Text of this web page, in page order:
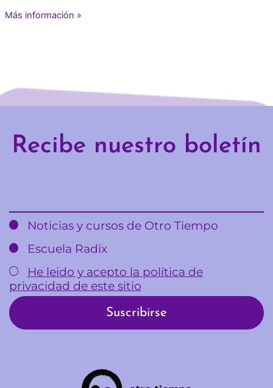
Más información »
Recibe nuestro boletín
Noticias y cursos de Otro Tiempo
Escuela Radix
He leido y acepto la política de
privacidad de este sitio